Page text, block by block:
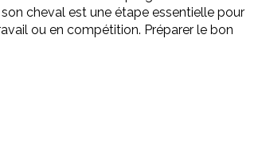
cheval est une étape essentielle pour
ou en compétition. Préparer le bon